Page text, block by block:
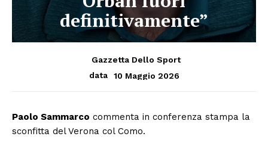
definitivamente”
Gazzetta Dello Sport
data
10 Maggio 2026
Paolo Sammarco commenta in conferenza stampa la
sconfitta del Verona col Como.